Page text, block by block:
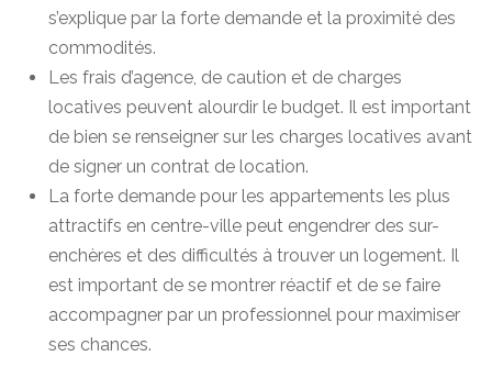
s’explique par la forte demande et la proximité des
commodités.
Les frais d’agence, de caution et de charges
locatives peuvent alourdir le budget. Il est important
de bien se renseigner sur les charges locatives avant
de signer un contrat de location.
La forte demande pour les appartements les plus
attractifs en centre-ville peut engendrer des sur-
enchères et des difficultés à trouver un logement. Il
est important de se montrer réactif et de se faire
accompagner par un professionnel pour maximiser
ses chances.